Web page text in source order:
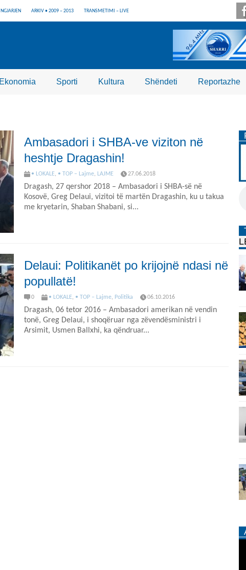
ARKIV • 2009 – 2013 TRANSMETIMI – LIVE
Ekonomia Sporti Kultura Shëndeti Reportazhe
Ambasadori i SHBA-ve viziton në
heshtje Dragashin!
• LOKALE, • TOP – Lajme, LAJME 27.06.2018
Dragash, 27 qershor 2018 – Ambasadori i SHBA-së në
Kosovë, Greg Delaui, vizitoi të martën Dragashin, ku u takua
me kryetarin, Shaban Shabani, si...
Delaui: Politikanët po krijojnë ndasi në
popullatë!
0 • LOKALE, • TOP – Lajme, Politika 06.10.2016
Dragash, 06 tetor 2016 – Ambasadori amerikan në vendin
tonë, Greg Delaui, i shoqëruar nga zëvendësministri i
Arsimit, Usmen Ballxhi, ka qëndruar...